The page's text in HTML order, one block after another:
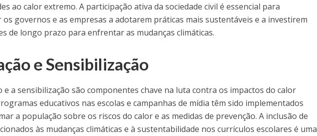
ao calor extremo. A participação ativa da sociedade civil é essencial para
governos e as empresas a adotarem práticas mais sustentáveis e a investirem
de longo prazo para enfrentar as mudanças climáticas.
e Sensibilização
e a sensibilização são componentes chave na luta contra os impactos do calor
educativos nas escolas e campanhas de mídia têm sido implementados
a população sobre os riscos do calor e as medidas de prevenção. A inclusão de
às mudanças climáticas e à sustentabilidade nos currículos escolares é uma